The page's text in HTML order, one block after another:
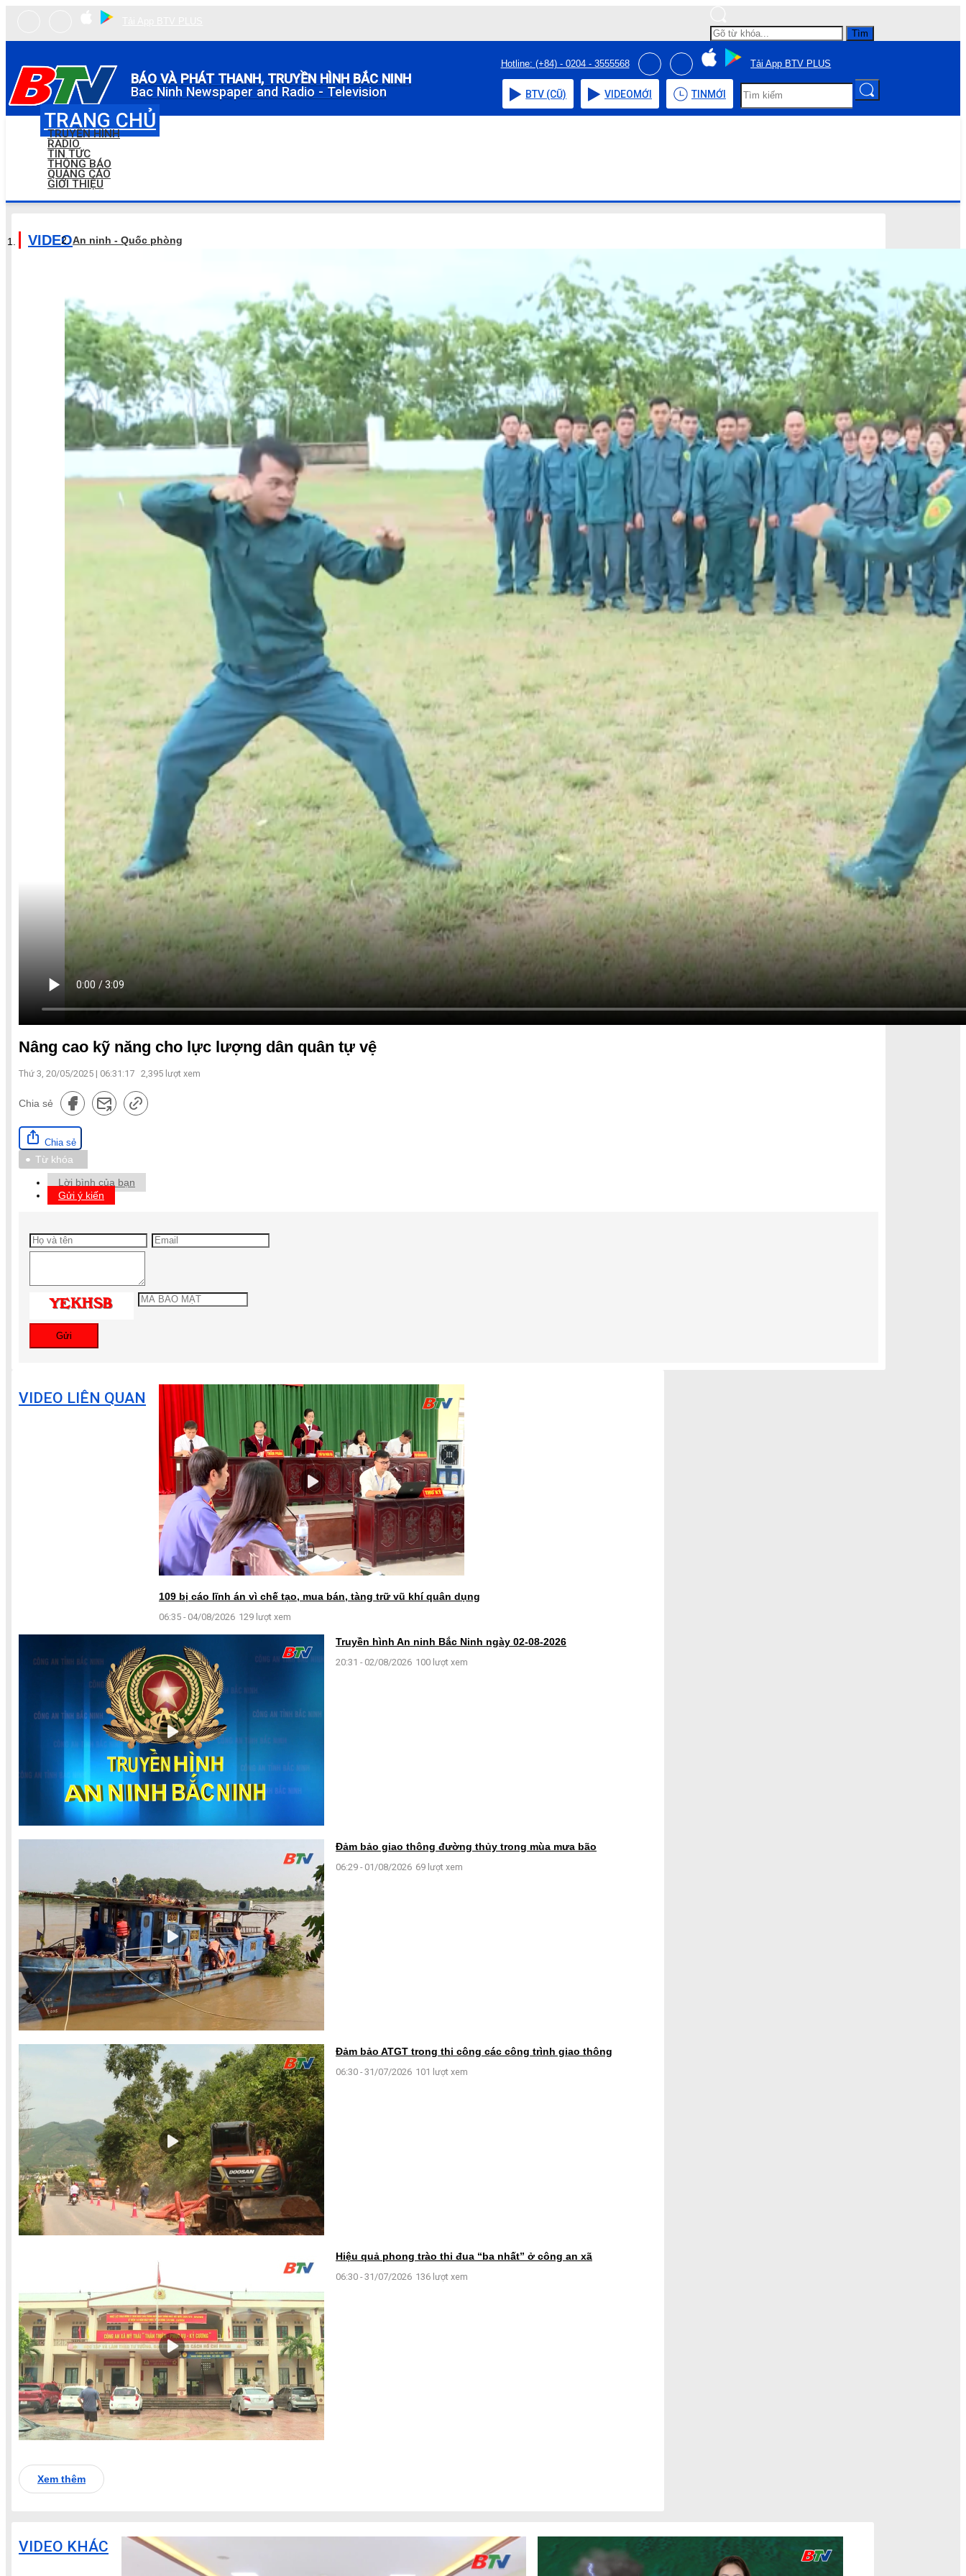
Tìm
BÁO VÀ PHÁT THANH, TRUYỀN HÌNH BẮC NINH
Bac Ninh Newspaper and Radio - Television
Hotline: (+84) - 0204 - 3555568 Tải App BTV PLUS
BTV (CŨ) VIDEOMỚI TIN MỚI
TRANG CHỦ
TRUYỀN HÌNH
RADIO
TIN TỨC
THÔNG BÁO
QUẢNG CÁO
GIỚI THIỆU
VIDEOAn ninh - Quốc phòng
Nâng cao kỹ năng cho lực lượng dân quân tự vệ
Thứ 3, 20/05/2025 | 06:31:17 2,395 lượt xem
Chia sẻ
Chia sẻ
Từ khóa
Lời bình của bạn
Gửi ý kiến
Gửi
VIDEO LIÊN QUAN
109 bị cáo lĩnh án vì chế tạo, mua bán, tàng trữ vũ khí quân dụng
06:35 - 04/08/2026 129 lượt xem
Truyền hình An ninh Bắc Ninh ngày 02-08-2026
20:31 - 02/08/2026 100 lượt xem
Đảm bảo giao thông đường thủy trong mùa mưa bão
06:29 - 01/08/2026 69 lượt xem
Đảm bảo ATGT trong thi công các công trình giao thông
06:30 - 31/07/2026 101 lượt xem
Hiệu quả phong trào thi đua “ba nhất” ở công an xã
06:30 - 31/07/2026 136 lượt xem
Xem thêm
VIDEO KHÁC